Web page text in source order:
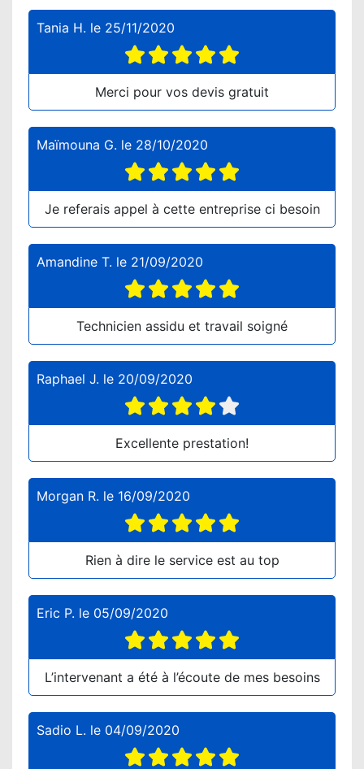
Tania H. le 25/11/2020
Merci pour vos devis gratuit
Maïmouna G. le 28/10/2020
Je referais appel à cette entreprise ci besoin
Amandine T. le 21/09/2020
Technicien assidu et travail soigné
Raphael J. le 20/09/2020
Excellente prestation!
Morgan R. le 16/09/2020
Rien à dire le service est au top
Eric P. le 05/09/2020
L’intervenant a été à l’écoute de mes besoins
Sadio L. le 04/09/2020